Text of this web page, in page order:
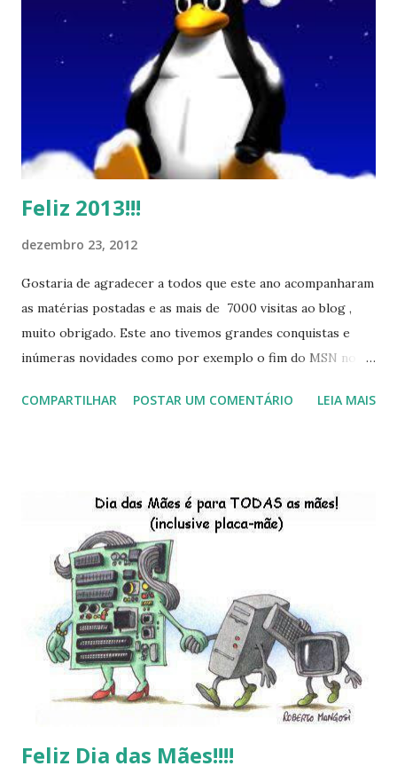
Feliz 2013!!!
dezembro 23, 2012
Gostaria de agradecer a todos que este ano acompanharam
as matérias postadas e as mais de 7000 visitas ao blog ,
muito obrigado. Este ano tivemos grandes conquistas e
inúmeras novidades como por exemplo o fim do MSN no
do Kaiana que será lançada em 2013, distro nacional , a
do LibreOffice , o IX Latinoware, a Microsoft boicotando o
Linux (como sempre), o lançamento do Windows 8 e a sua
baixa taxa de adesão pelos usuários, entre out ros. Gostaria
de desejar a todos Boas Festas e que em 2013 possamos
estar juntos novamente. Feliz Natal!!!! F eli z 2013 a todos!!!
COMPARTILHAR POSTAR UM COMENTÁRIO LEIA MAIS
Feliz Dia das Mães!!!!